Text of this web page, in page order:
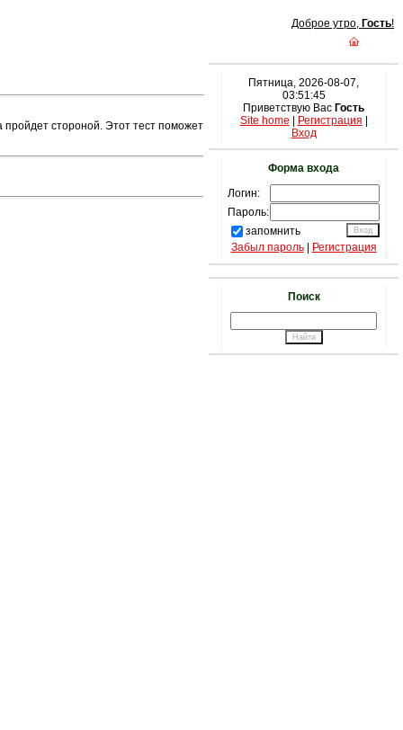
Доброе утро, Гость!
пройдет стороной. Этот тест поможет
Пятница, 2026-08-07,
03:51:45
Приветствую Вас Гость
Site home
Регистрация
Вход
Форма входа
Логин:
Пароль:
запомнить
Забыл пароль| Регистрация
Поиск